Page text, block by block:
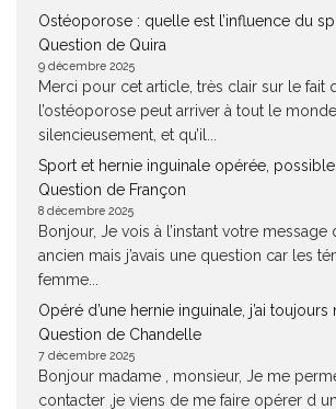
Ostéoporose : quelle est l’influence du
Question de Quira
9 décembre 2025
Merci pour cet article, très clair sur le fait
l’ostéoporose peut arriver à tout le monde,
silencieusement, et qu’il...
Sport et hernie inguinale opérée, possible
Question de Françon
8 décembre 2025
Bonjour, Je vois à l’instant votre message
ancien mais j’avais une question car les
femme...
Opéré d’une hernie inguinale, j’ai toujours
Question de Chandelle
7 décembre 2025
Bonjour madame , monsieur, Je me
contacter ,je viens de me faire opérer d